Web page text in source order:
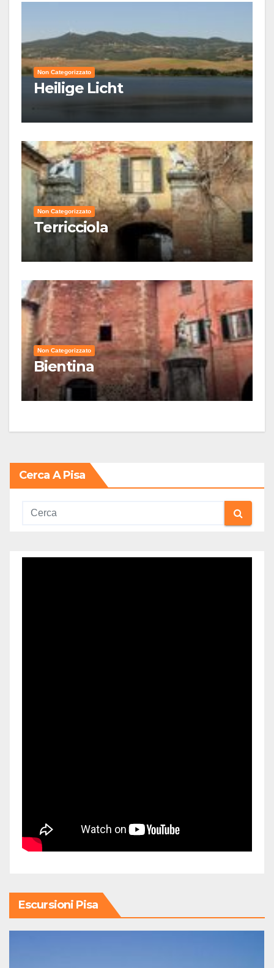
Non Categorizzato
Heilige Licht
Non Categorizzato
Terricciola
Non Categorizzato
Bientina
Cerca A Pisa
Escursioni Pisa